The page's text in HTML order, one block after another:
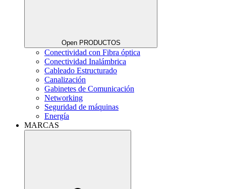
Open PRODUCTOS
Conectividad con Fibra óptica
Conectividad Inalámbrica
Cableado Estructurado
Canalización
Gabinetes de Comunicación
Networking
Seguridad de máquinas
Energía
MARCAS